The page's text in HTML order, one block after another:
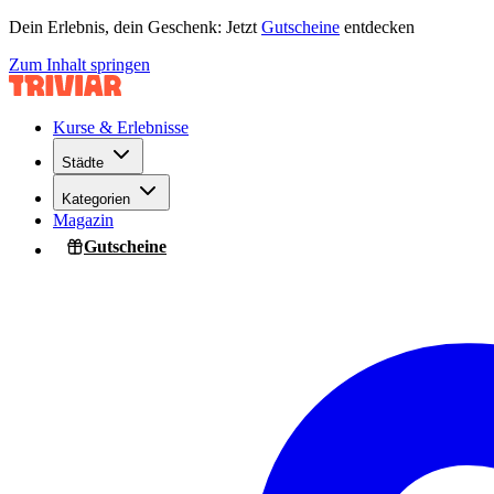
Dein Erlebnis, dein Geschenk: Jetzt Gutscheine entdecken
Zum Inhalt springen
Kurse & Erlebnisse
Städte
Kategorien
Magazin
Gutscheine